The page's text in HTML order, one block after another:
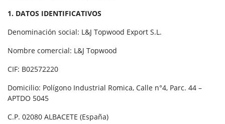
1. DATOS IDENTIFICATIVOS
Denominación social: L&J Topwood Export S.L.
Nombre comercial: L&J Topwood
CIF: B02572220
Domicilio: Polígono Industrial Romica, Calle n°4, Parc. 44 –
APTDO 5045
C.P. 02080 ALBACETE (España)